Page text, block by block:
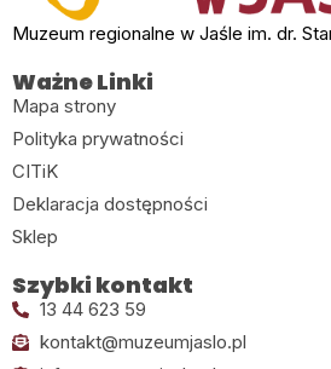
Muzeum regionalne w Jaśle im. dr.
Ważne Linki
Mapa strony
Polityka prywatności
CITiK
Deklaracja dostępności
Sklep
Szybki kontakt
13 44 623 59
kontakt@muzeumjaslo.pl